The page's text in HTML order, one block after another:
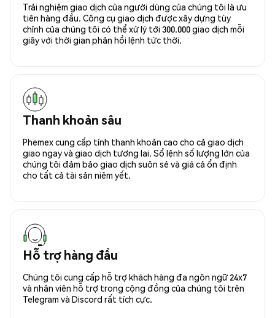
Trải nghiệm giao dịch của người dùng của chúng tôi là ưu
tiên hàng đầu. Công cụ giao dịch được xây dựng tùy
chỉnh của chúng tôi có thể xử lý tới 300.000 giao dịch mỗi
giây với thời gian phản hồi lệnh tức thời.
Thanh khoản sâu
Phemex cung cấp tính thanh khoản cao cho cả giao dịch
giao ngay và giao dịch tương lai. Sổ lệnh số lượng lớn của
chúng tôi đảm bảo giao dịch suôn sẻ và giá cả ổn định
cho tất cả tài sản niêm yết.
Hỗ trợ hàng đầu
Chúng tôi cung cấp hỗ trợ khách hàng đa ngôn ngữ 24x7
và nhân viên hỗ trợ trong cộng đồng của chúng tôi trên
Telegram và Discord rất tích cực.